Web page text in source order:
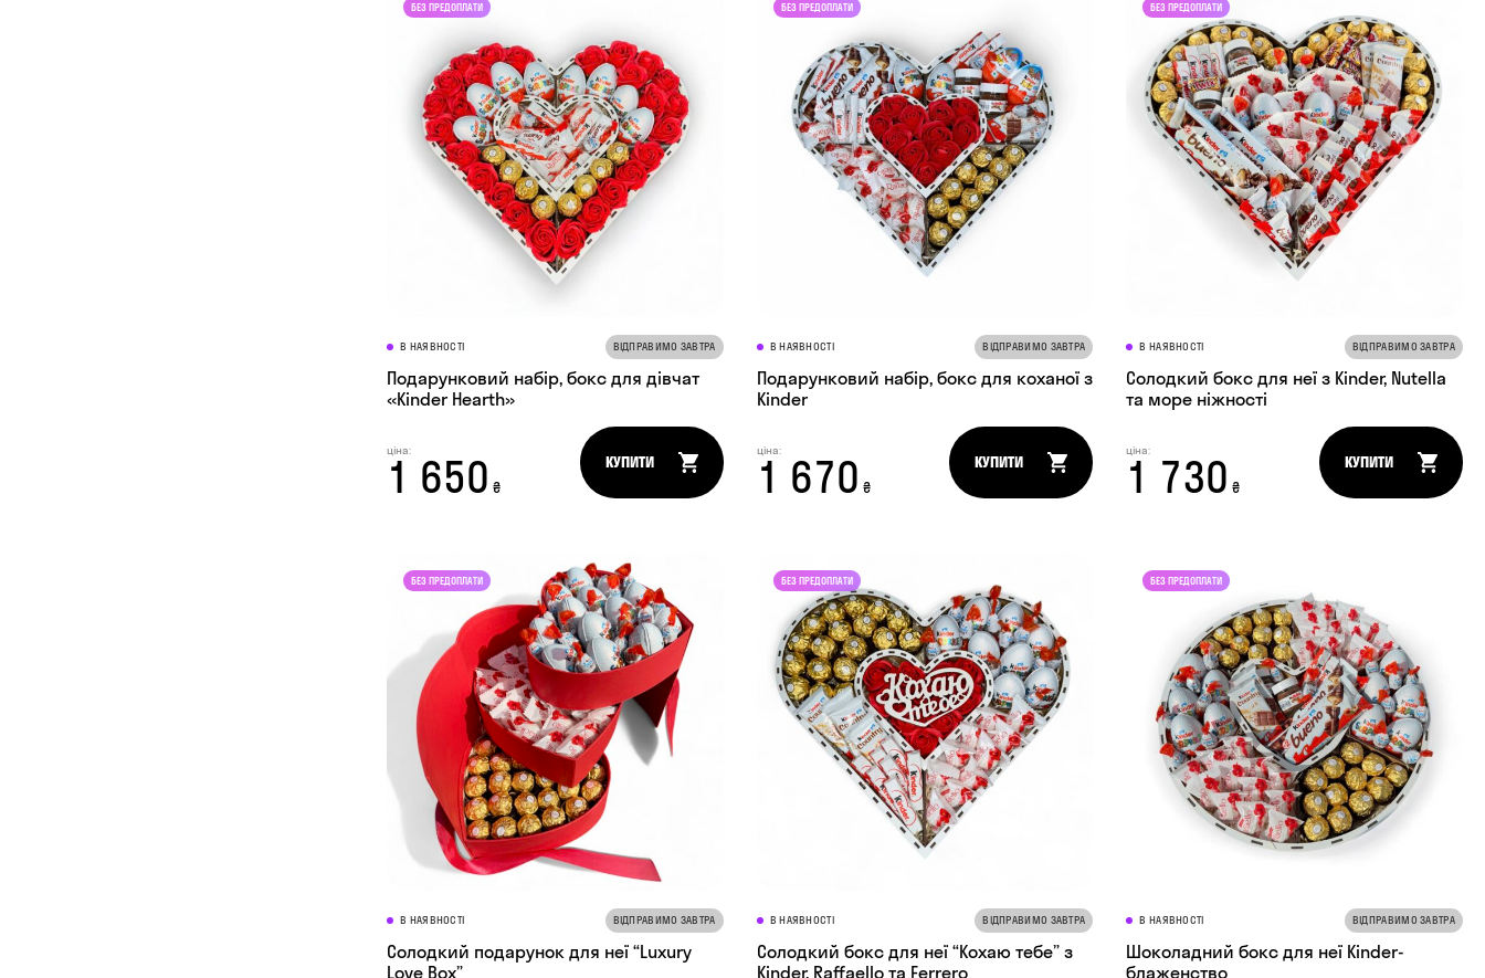
В НАЯВНОСТІ ВІДПРАВИМО ЗАВТРА
Подарунковий набір, бокс для дівчат
«Kinder Hearth»
ціна:
1 650 ₴
КУПИТИ
В НАЯВНОСТІ ВІДПРАВИМО ЗАВТРА
Подарунковий набір, бокс для коханої з
Kinder
ціна:
1 670 ₴
КУПИТИ
В НАЯВНОСТІ ВІДПРАВИМО ЗАВТРА
Солодкий бокс для неї з Kinder, Nutella
та море ніжності
ціна:
1 730 ₴
КУПИТИ
В НАЯВНОСТІ ВІДПРАВИМО ЗАВТРА
Солодкий подарунок для неї “Luxury
Love Box”
В НАЯВНОСТІ ВІДПРАВИМО ЗАВТРА
Солодкий бокс для неї “Кохаю тебе” з
Kinder, Raffaello та Ferrero
В НАЯВНОСТІ ВІДПРАВИМО ЗАВТРА
Шоколадний бокс для неї Kinder-
блаженство